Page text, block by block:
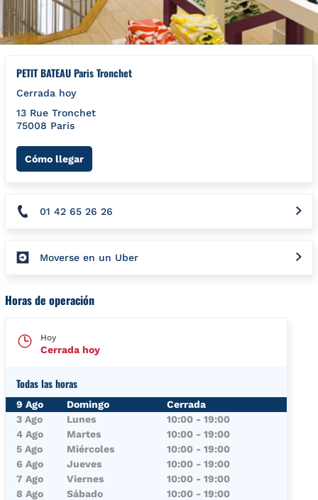
PETIT BATEAU Paris Tronchet
Cerrada hoy
13 Rue Tronchet
75008 Paris
Cómo llegarLink Opens in New Tab
01 42 65 26 26
Moverse en un Uber
Horas de operación
Hoy
Cerrada hoy
Todas las horas
Día de la semanaHorario
9 Ago Domingo
Cerrada
3 Ago
Lunes 10:00 - 19:00
4 Ago
Martes 10:00 - 19:00
5 Ago
Miércoles 10:00 - 19:00
6 Ago
Jueves 10:00 - 19:00
7 Ago
Viernes 10:00 - 19:00
8 Ago
Sábado 10:00 - 19:00